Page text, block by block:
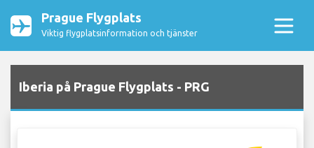
Prague Flygplats
Viktig flygplatsinformation och tjänster
Iberia på Prague Flygplats - PRG